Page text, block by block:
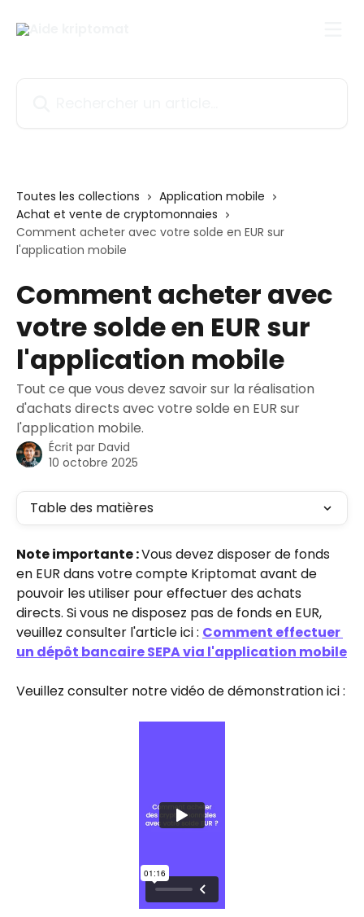
Toutes les collections
Application mobile
Achat et vente de cryptomonnaies
Comment acheter avec votre solde en EUR sur
l'application mobile
Comment acheter avec
votre solde en EUR sur
l'application mobile
Tout ce que vous devez savoir sur la réalisation
d'achats directs avec votre solde en EUR sur
l'application mobile.
Écrit par David
10 octobre 2025
Table des matières
Note importante : Vous devez disposer de fonds
en EUR dans votre compte Kriptomat avant de
pouvoir les utiliser pour effectuer des achats
directs. Si vous ne disposez pas de fonds en EUR,
veuillez consulter l'article ici : Comment effectuer
un dépôt bancaire SEPA via l'application mobile
Veuillez consulter notre vidéo de démonstration ici :